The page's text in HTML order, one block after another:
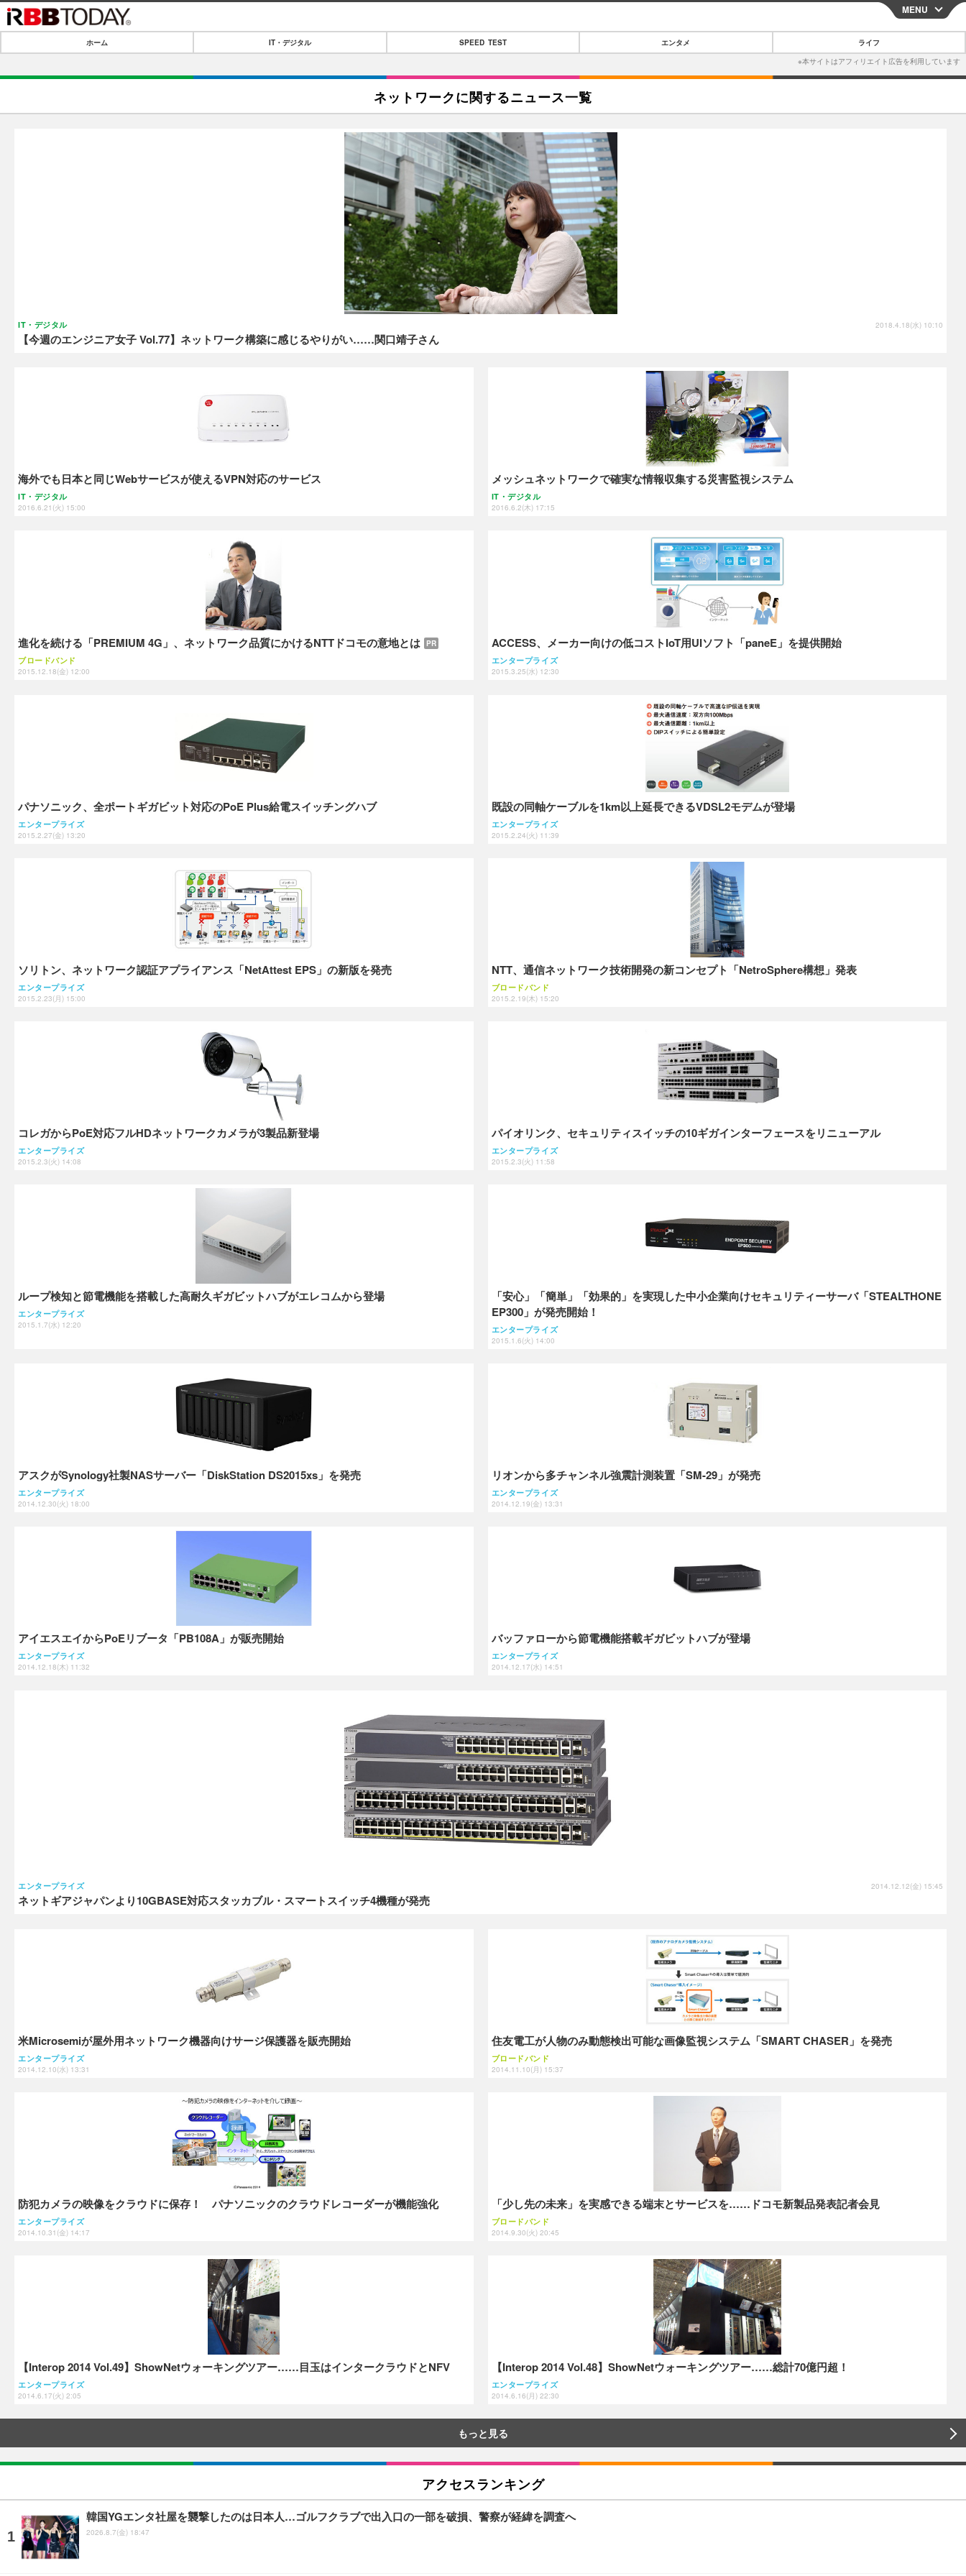
CLOSE
IT・デジタル
MENU
ホーム IT・デジタル SPEED TEST エンタメ ライフ
ネットワークに関するニュース一覧
【今週のエンジニア女子 Vol.77】ネットワーク構築に感じるやりがい……関口靖子さん
IT・デジタル 2018.4.18(水) 10:10
海外でも日本と同じWebサービスが使えるVPN対応のサービス
IT・デジタル
2016.6.21(火) 15:00
メッシュネットワークで確実な情報収集する災害監視システム
IT・デジタル
2016.6.2(木) 17:15
進化を続ける「PREMIUM 4G」、ネットワーク品質にかけるNTTドコモの意地とは PR
ブロードバンド
2015.12.18(金) 12:00
ACCESS、メーカー向けの低コストIoT用UIソフト「paneE」を提供開始
エンタープライズ
2015.3.25(水) 12:30
パナソニック、全ポートギガビット対応のPoE Plus給電スイッチングハブ
エンタープライズ
2015.2.27(金) 13:20
既設の同軸ケーブルを1km以上延長できるVDSL2モデムが登場
エンタープライズ
2015.2.24(火) 11:39
ソリトン、ネットワーク認証アプライアンス「NetAttest EPS」の新版を発売
エンタープライズ
2015.2.23(月) 15:00
NTT、通信ネットワーク技術開発の新コンセプト「NetroSphere構想」発表
ブロードバンド
2015.2.19(木) 15:20
コレガからPoE対応フルHDネットワークカメラが3製品新登場
エンタープライズ
2015.2.3(火) 14:08
パイオリンク、セキュリティスイッチの10ギガインターフェースをリニューアル
エンタープライズ
2015.2.3(火) 11:58
ループ検知と節電機能を搭載した高耐久ギガビットハブがエレコムから登場
エンタープライズ
2015.1.7(水) 12:20
「安心」「簡単」「効果的」を実現した中小企業向けセキュリティーサーバ「STEALTHONE
EP300」が発売開始！
エンタープライズ
2015.1.6(火) 14:00
アスクがSynology社製NASサーバー「DiskStation DS2015xs」を発売
エンタープライズ
2014.12.30(火) 18:00
リオンから多チャンネル強震計測装置「SM-29」が発売
エンタープライズ
2014.12.19(金) 13:31
アイエスエイからPoEリブータ「PB108A」が販売開始
エンタープライズ
2014.12.18(木) 11:32
バッファローから節電機能搭載ギガビットハブが登場
エンタープライズ
2014.12.17(水) 14:51
ネットギアジャパンより10GBASE対応スタッカブル・スマートスイッチ4機種が発売
エンタープライズ 2014.12.12(金) 15:45
米Microsemiが屋外用ネットワーク機器向けサージ保護器を販売開始
エンタープライズ
2014.12.10(水) 13:31
住友電工が人物のみ動態検出可能な画像監視システム「SMART CHASER」を発売
ブロードバンド
2014.11.10(月) 15:37
防犯カメラの映像をクラウドに保存！ パナソニックのクラウドレコーダーが機能強化
エンタープライズ
2014.10.31(金) 14:17
「少し先の未来」を実感できる端末とサービスを……ドコモ新製品発表記者会見
ブロードバンド
2014.9.30(火) 20:45
【Interop 2014 Vol.49】ShowNetウォーキングツアー……目玉はインタークラウドとNFV
エンタープライズ
2014.6.17(火) 2:05
【Interop 2014 Vol.48】ShowNetウォーキングツアー……総計70億円超！
エンタープライズ
2014.6.16(月) 22:30
もっと見る
アクセスランキング
韓国YGエンタ社屋を襲撃したのは日本人…ゴルフクラブで出入口の一部を破損、警察が経緯を調査へ
2026.8.7(金) 18:47